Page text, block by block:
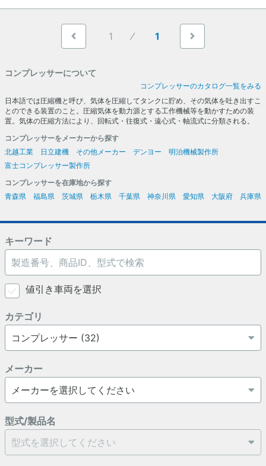
1 1
コンプレッサーについて
コンプレッサーのカタログ一覧をみる
日本語では圧縮機と呼び、気体を圧縮してタンクに貯め、その気体を吐き出すこ
とのできる装置のこと。圧縮気体を動力源とする工作機械等を動かすための装
置。気体の圧縮方法により、回転式・往復式・遠心式・軸流式に分類される。
コンプレッサーをメーカーから探す
北越工業
日立建機 その他メーカー デンヨー
明治機械製作所
富士コンプレッサー製作所
コンプレッサーを在庫地から探す
青森県
福島県 茨城県 栃木県 千葉県 神奈川県 愛知県 大阪府 兵庫県
キーワード
値引き車両を選択
カテゴリ
メーカー
型式/製品名